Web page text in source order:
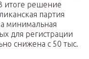
итоге решение
партия
минимальная
для регистрации
снижена с 50 тыс.